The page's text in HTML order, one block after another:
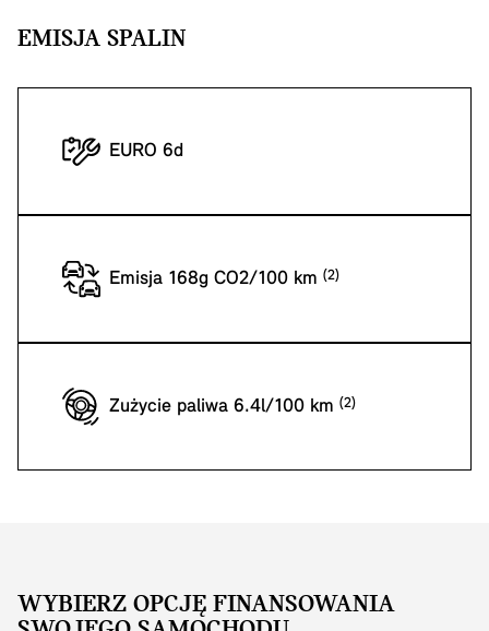
EMISJA SPALIN
EURO 6d
Emisja 168g CO2/100 km
Zużycie paliwa 6.4l/100 km
WYBIERZ OPCJĘ FINANSOWANIA